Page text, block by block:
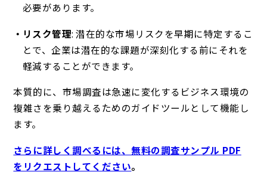
必要があります。
リスク管理: 潜在的な市場リスクを早期に特定するこ
とで、企業は潜在的な課題が深刻化する前にそれを
軽減することができます。
本質的に、市場調査は急速に変化するビジネス環境の
複雑さを乗り越えるためのガイドツールとして機能し
ます。
さらに詳しく調べるには、無料の調査サンプル PDF
をリクエストしてください。